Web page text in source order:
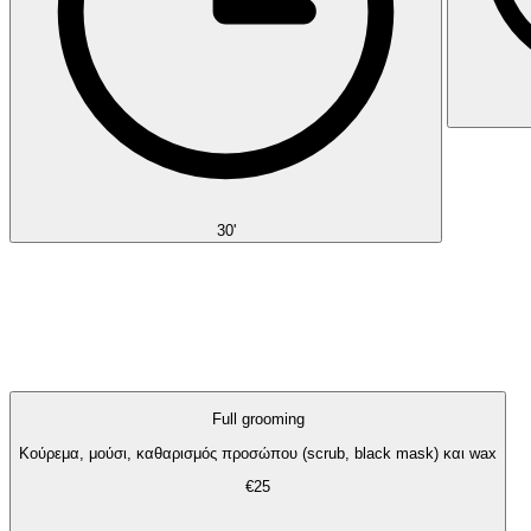
30'
Full grooming
Κούρεμα, μούσι, καθαρισμός προσώπου (scrub, black mask) και wax
€25